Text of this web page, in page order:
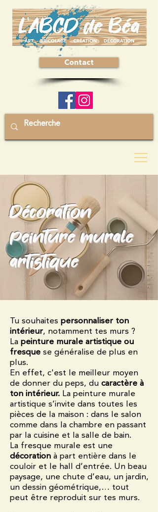
Contact
Décoration
peinture murale
artistique
Tu souhaites personnaliser ton
intérieur, notamment tes murs ?
La peinture murale artistique ou
fresque se généralise de plus en
plus.
En effet, c'est le meilleur moyen
de donner du peps, du caractère à
ton intérieur. La peinture murale
artistique s’invite dans toutes les
pièces de la maison : dans le salon
comme dans la chambre en passant
par la cuisine et la salle de bain.
La fresque murale est une
décoration à part entière dans le
couloir et le hall d’entrée. Un beau
paysage, une chute d’eau, un jardin,
un dessin géométrique,… tout
peut être reproduit sur tes murs.